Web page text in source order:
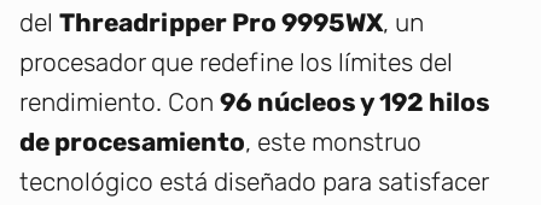
del Threadripper Pro 9995WX, un
procesador que redefine los límites del
rendimiento. Con 96 núcleos y 192 hilos
de procesamiento, este monstruo
tecnológico está diseñado para satisfacer